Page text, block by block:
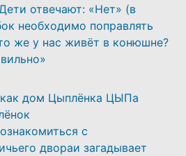
отвечают: «Нет» (в
необходимо поправлять
же у нас живёт в конюшне?
как дом Цыплёнка ЦЫПа
с
двораи загадывает